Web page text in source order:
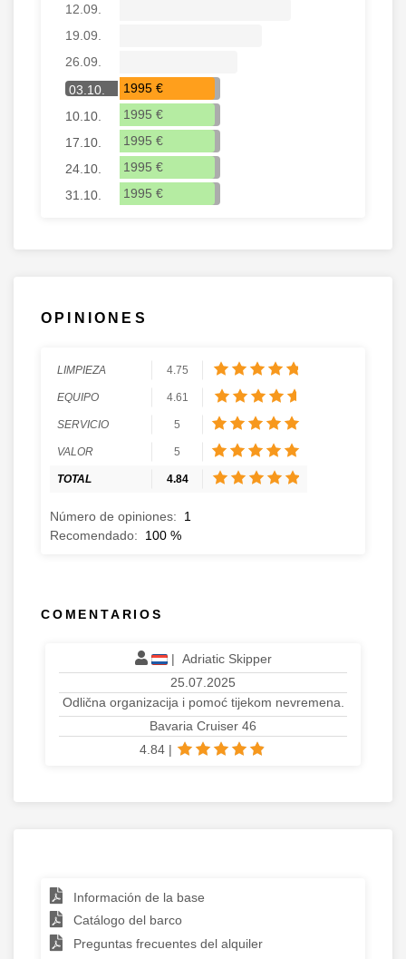
12.09.
19.09.
26.09.
03.10.
1995 €
10.10.
1995 €
17.10.
1995 €
24.10.
1995 €
31.10.
1995 €
OPINIONES
LIMPIEZA 4.75
EQUIPO 4.61
SERVICIO 5
VALOR 5
TOTAL 4.84
Número de opiniones:
1
Recomendado:
100 %
COMENTARIOS
| Adriatic Skipper
25.07.2025
Odlična organizacija i pomoć tijekom nevremena.
Bavaria Cruiser 46
4.84 |
Información de la base
Catálogo del barco
Preguntas frecuentes del alquiler